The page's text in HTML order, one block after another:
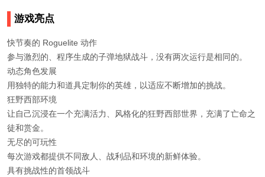
游戏亮点
快节奏的 Roguelite 动作
参与激烈的、程序生成的子弹地狱战斗，没有两次运行是相同的。
动态角色发展
用独特的能力和道具定制你的英雄，以适应不断增加的挑战。
狂野西部环境
让自己沉浸在一个充满活力、风格化的狂野西部世界，充满了亡命之
徒和赏金。
无尽的可玩性
每次游戏都提供不同敌人、战利品和环境的新鲜体验。
具有挑战性的首领战斗